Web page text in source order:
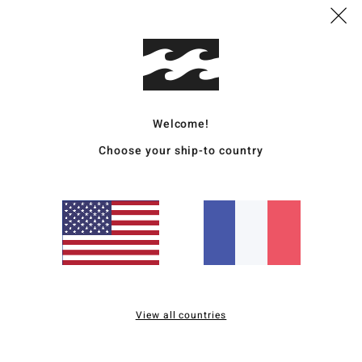
Note moyenne
5.0
qualité / prix
Welcome!
Choose your ship-to country
View all countries